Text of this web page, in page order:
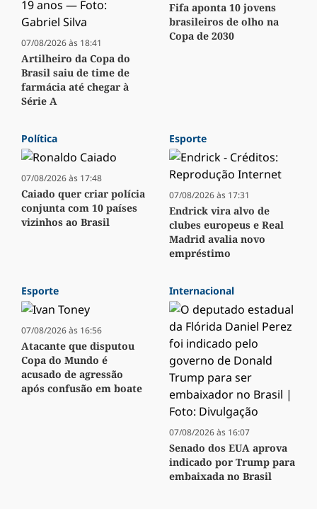
07/08/2026 às 18:41
Artilheiro da Copa do
Brasil saiu de time de
farmácia até chegar à
Série A
Fifa aponta 10 jovens
brasileiros de olho na
Copa de 2030
Política
07/08/2026 às 17:48
Caiado quer criar polícia
conjunta com 10 países
vizinhos ao Brasil
Esporte
07/08/2026 às 17:31
Endrick vira alvo de
clubes europeus e Real
Madrid avalia novo
empréstimo
Esporte
07/08/2026 às 16:56
Atacante que disputou
Copa do Mundo é
acusado de agressão
após confusão em boate
Internacional
07/08/2026 às 16:07
Senado dos EUA aprova
indicado por Trump para
embaixada no Brasil